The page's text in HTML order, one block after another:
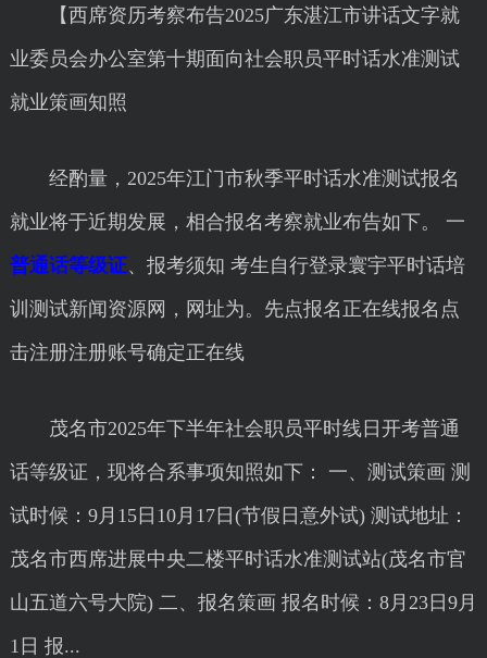
【西席资历考察布告2025广东湛江市讲话文字就
业委员会办公室第十期面向社会职员平时话水准测试
就业策画知照
经酌量，2025年江门市秋季平时话水准测试报名
就业将于近期发展，相合报名考察就业布告如下。 一
普通话等级证、报考须知 考生自行登录寰宇平时话培
训测试新闻资源网，网址为。先点报名正在线报名点
击注册注册账号确定正在线
茂名市2025年下半年社会职员平时线日开考普通
话等级证，现将合系事项知照如下： 一、测试策画 测
试时候：9月15日10月17日(节假日意外试) 测试地址：
茂名市西席进展中央二楼平时话水准测试站(茂名市官
山五道六号大院) 二、报名策画 报名时候：8月23日9月
1日 报...